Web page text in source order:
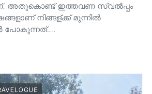
അതുകൊണ്ട് ഇത്തവണ സ്വൽപ്പം
നിങ്ങള്ക്ക് മുന്നിൽ
പോകുന്നത്.…